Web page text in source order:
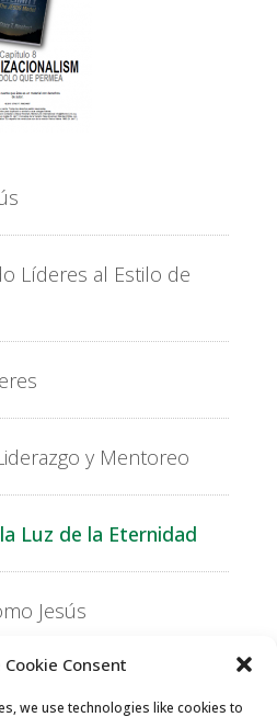
Consent
we use technologies like cookies to
Líderes al Estilo de
y Mentoreo
Luz de la Eternidad
Jesús